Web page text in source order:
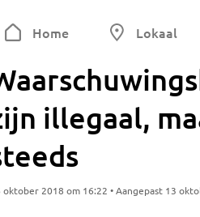
Home Lokaal
illegaal,
oktober 2018 om 16:22 • Aangepast 13